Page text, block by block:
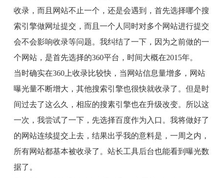
收录，而且网站不止一个，还是会遇到，首先选择哪个搜
索引擎做网址提交，而且一个人同时对多个网站进行提交
会不会影响收录等问题。我纠结了一下，因为之前做的一
个网站，是首先选择的360平台，时间大概在2015年。
当时确实在360上收录比较快，当网站信息量增多，网站
曝光量不断增大，其他搜索引擎也很快就收录了。但是时
间过去了这么久，相应的搜素引擎也在升级改变。所以这
一次，我尝试了一下，先选择百度作为入口。我将做好了
的网站连续提交上去，结果出乎我的意料是，一周之内，
所有网站都基本被收录了。站长工具后台也能看到曝光数
据了。